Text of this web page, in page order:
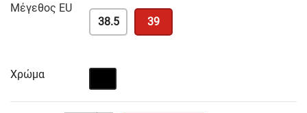
Μέγεθος EU
38.5
39
Χρώμα